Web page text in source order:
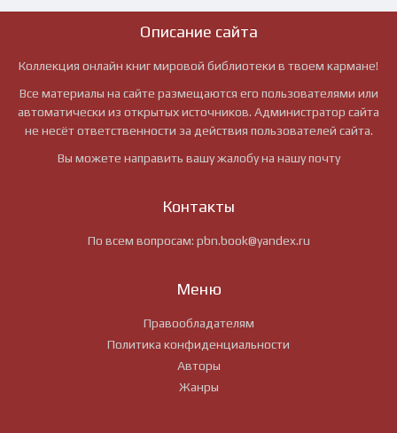
Описание сайта
Коллекция онлайн книг мировой библиотеки в твоем кармане!
Все материалы на сайте размещаются его пользователями или
автоматически из открытых источников. Администратор сайта
не несёт ответственности за действия пользователей сайта.
Вы можете направить вашу жалобу на нашу почту
Контакты
По всем вопросам: pbn.book@yandex.ru
Меню
Правообладателям
Политика конфиденциальности
Авторы
Жанры